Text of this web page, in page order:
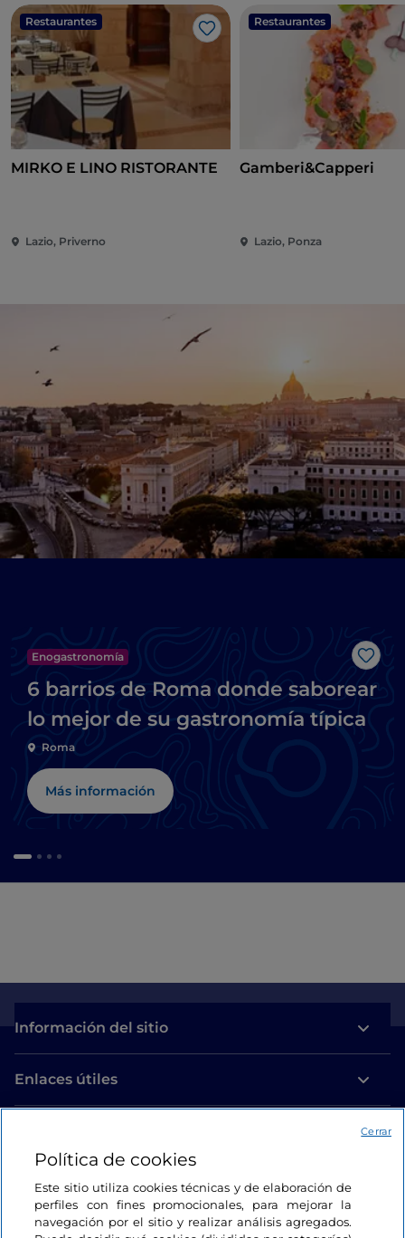
Restaurantes
Me gusta
MIRKO E LINO RISTORANTE
Lazio, Priverno
Restaurantes
Gamberi&Capperi
Lazio, Ponza
Me
Enogastronomía
6 barrios de Roma donde saborear
lo mejor de su gastronomía típica
Roma
Más información
Información del sitio
Enlaces útiles
Estamos en contacto
Política de cookies
Este sitio utiliza cookies técnicas y de elaboración de
perfiles con fines promocionales, para mejorar la
navegación por el sitio y realizar análisis agregados.
Cerrar